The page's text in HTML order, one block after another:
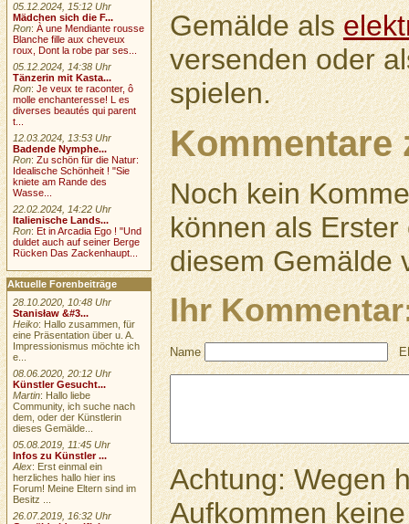
Gemälde als
versenden oder
spielen.
Kommentare
Noch kein
können als
diesem Gemälde
Ihr
Name
Achtung: Wegen
Aufkommen
05.12.2024, 15:12 Uhr
Mädchen sich die F...
Ron:À une Mendiante rousse
Blanche fille aux cheveux
roux, Dont la robe par ses...
05.12.2024, 14:38 Uhr
Tänzerin mit Kasta...
Ron:Je veux te raconter, ô
molle enchanteresse! L es
diverses beautés qui parent
t...
12.03.2024, 13:53 Uhr
Badende Nymphe...
Ron:Zu schön für die Natur:
Idealische Schönheit ! "Sie
kniete am Rande des
Wasse...
22.02.2024, 14:22 Uhr
Italienische Lands...
Ron:Et in Arcadia Ego ! "Und
duldet auch auf seiner Berge
Rücken Das Zackenhaupt...
Aktuelle Forenbeiträge
28.10.2020, 10:48 Uhr
Stanisław &#3...
Heiko: Hallo zusammen, für
eine Präsentation über u. A.
Impressionismus möchte ich
e...
08.06.2020, 20:12 Uhr
Künstler Gesucht...
Martin: Hallo liebe
Community, ich suche nach
dem, oder der Künstlerin
dieses Gemälde...
05.08.2019, 11:45 Uhr
Infos zu Künstler ...
Alex: Erst einmal ein
herzliches hallo hier ins
Forum! Meine Eltern sind im
Besitz ...
26.07.2019, 16:32 Uhr